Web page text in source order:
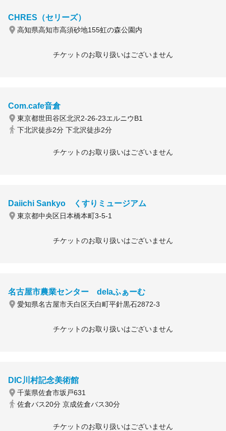
CHRES（セリーズ）
高知県高知市高須砂地155虹の森公園内
チケットのお取り扱いはございません
Com.cafe音倉
東京都世田谷区北沢2-26-23エルニウB1
下北沢徒歩2分 下北沢徒歩2分
チケットのお取り扱いはございません
Daiichi Sankyo くすりミュージアム
東京都中央区日本橋本町3-5-1
チケットのお取り扱いはございません
名古屋市農業センター delaふぁーむ
愛知県名古屋市天白区天白町平針黒石2872-3
チケットのお取り扱いはございません
DIC川村記念美術館
千葉県佐倉市坂戸631
佐倉バス20分 京成佐倉バス30分
チケットのお取り扱いはございません